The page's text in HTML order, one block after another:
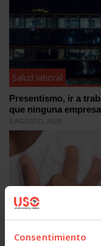
Consentimiento
Salud laboral
Presentismo, ir a
que ninguna
5 AGOSTO, 2026